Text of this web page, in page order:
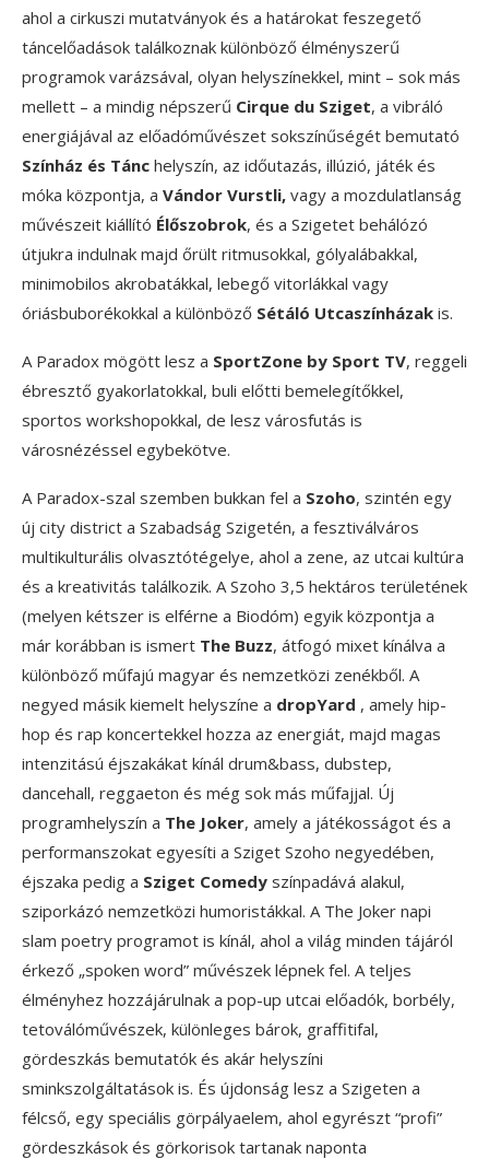
ahol a cirkuszi mutatványok és a határokat feszegető
táncelőadások találkoznak különböző élményszerű
programok varázsával, olyan helyszínekkel, mint – sok más
mellett – a mindig népszerű Cirque du Sziget, a vibráló
energiájával az előadóművészet sokszínűségét bemutató
Színház és Tánc helyszín, az időutazás, illúzió, játék és
móka központja, a Vándor Vurstli, vagy a mozdulatlanság
művészeit kiállító Élőszobrok, és a Szigetet behálózó
útjukra indulnak majd őrült ritmusokkal, gólyalábakkal,
minimobilos akrobatákkal, lebegő vitorlákkal vagy
óriásbuborékokkal a különböző Sétáló Utcaszínházak is.
A Paradox mögött lesz a SportZone by Sport TV, reggeli
ébresztő gyakorlatokkal, buli előtti bemelegítőkkel,
sportos workshopokkal, de lesz városfutás is
városnézéssel egybekötve.
A Paradox-szal szemben bukkan fel a Szoho, szintén egy
új city district a Szabadság Szigetén, a fesztiválváros
multikulturális olvasztótégelye, ahol a zene, az utcai kultúra
és a kreativitás találkozik. A Szoho 3,5 hektáros területének
(melyen kétszer is elférne a Biodóm) egyik központja a
már korábban is ismert The Buzz, átfogó mixet kínálva a
különböző műfajú magyar és nemzetközi zenékből. A
negyed másik kiemelt helyszíne a dropYard , amely hip-
hop és rap koncertekkel hozza az energiát, majd magas
intenzitású éjszakákat kínál drum&bass, dubstep,
dancehall, reggaeton és még sok más műfajjal. Új
programhelyszín a The Joker, amely a játékosságot és a
performanszokat egyesíti a Sziget Szoho negyedében,
éjszaka pedig a Sziget Comedy színpadává alakul,
sziporkázó nemzetközi humoristákkal. A The Joker napi
slam poetry programot is kínál, ahol a világ minden tájáról
érkező „spoken word” művészek lépnek fel. A teljes
élményhez hozzájárulnak a pop-up utcai előadók, borbély,
tetoválóművészek, különleges bárok, graffitifal,
gördeszkás bemutatók és akár helyszíni
sminkszolgáltatások is. És újdonság lesz a Szigeten a
félcső, egy speciális görpályaelem, ahol egyrészt “profi”
gördeszkások és görkorisok tartanak naponta